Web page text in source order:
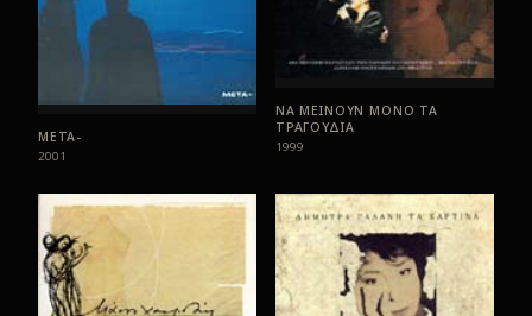
ΜΕΤΑ-
2001
ΝΑ ΜΕΙΝΟΥΝ ΜΟΝΟ ΤΑ
ΤΡΑΓΟΥΔΙΑ
1999